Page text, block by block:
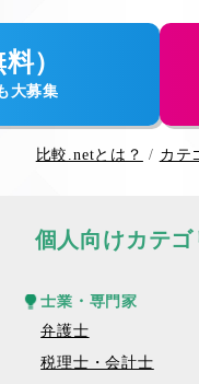
）
大募集
比較.netとは？ カテ
個人向けカテ
士業・専門家
弁護士
税理士・会計士